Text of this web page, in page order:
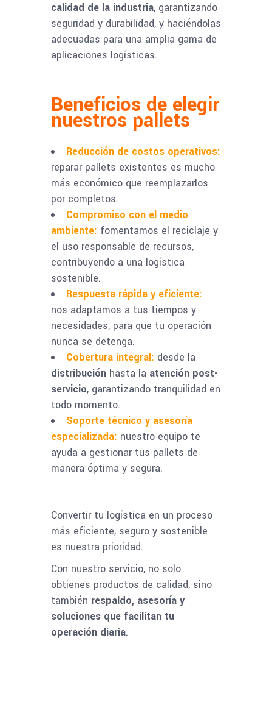
calidad de la industria, garantizando
seguridad y durabilidad, y haciéndolas
adecuadas para una amplia gama de
aplicaciones logísticas.
Beneficios de elegir
nuestros pallets
Reducción de costos operativos:
reparar pallets existentes es mucho
más económico que reemplazarlos
por completos.
Compromiso con el medio
ambiente: fomentamos el reciclaje y
el uso responsable de recursos,
contribuyendo a una logística
sostenible.
Respuesta rápida y eficiente:
nos adaptamos a tus tiempos y
necesidades, para que tu operación
nunca se detenga.
Cobertura integral: desde la
distribución hasta la atención post-
servicio, garantizando tranquilidad en
todo momento.
Soporte técnico y asesoría
especializada: nuestro equipo te
ayuda a gestionar tus pallets de
manera óptima y segura.
Convertir tu logística en un proceso
más eficiente, seguro y sostenible
es nuestra prioridad.
Con nuestro servicio, no solo
obtienes productos de calidad, sino
también respaldo, asesoría y
soluciones que facilitan tu
operación diaria.